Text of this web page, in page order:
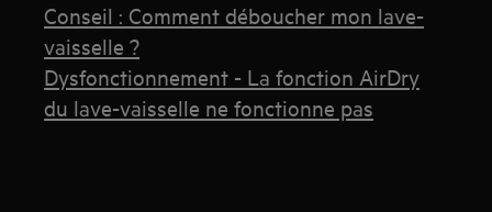
Conseil : Comment déboucher mon lave-
vaisselle ?
Dysfonctionnement - La fonction AirDry
du lave-vaisselle ne fonctionne pas